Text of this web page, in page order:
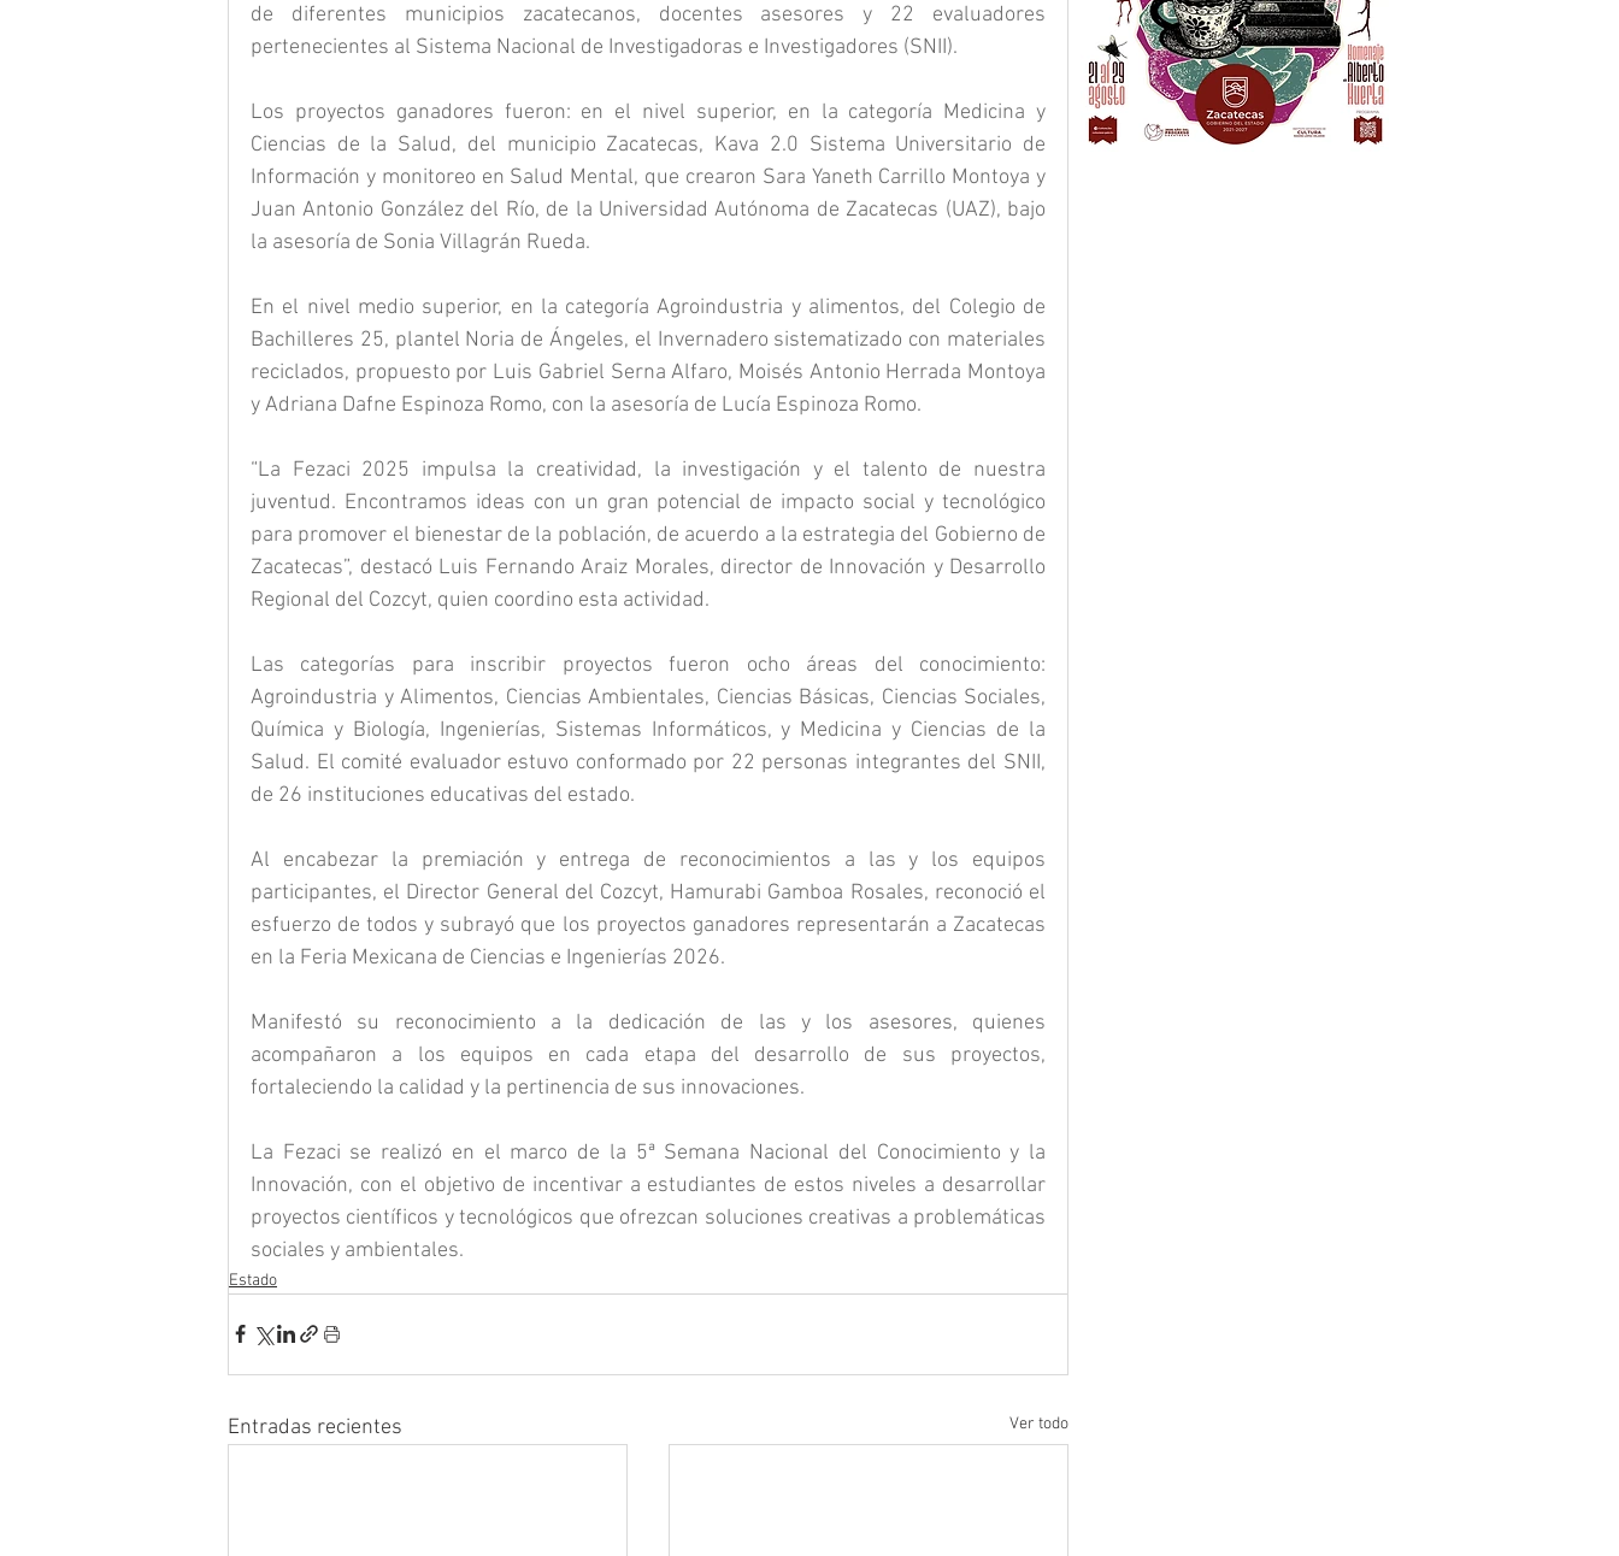
de diferentes municipios zacatecanos, docentes asesores y 22 evaluadores
pertenecientes al Sistema Nacional de Investigadoras e Investigadores (SNII).
Los proyectos ganadores fueron: en el nivel superior, en la categoría Medicina y
Ciencias de la Salud, del municipio Zacatecas, Kava 2.0 Sistema Universitario de
Información y monitoreo en Salud Mental, que crearon Sara Yaneth Carrillo Montoya y
Juan Antonio González del Río, de la Universidad Autónoma de Zacatecas (UAZ), bajo
la asesoría de Sonia Villagrán Rueda.
En el nivel medio superior, en la categoría Agroindustria y alimentos, del Colegio de
Bachilleres 25, plantel Noria de Ángeles, el Invernadero sistematizado con materiales
reciclados, propuesto por Luis Gabriel Serna Alfaro, Moisés Antonio Herrada Montoya
y Adriana Dafne Espinoza Romo, con la asesoría de Lucía Espinoza Romo.
“La Fezaci 2025 impulsa la creatividad, la investigación y el talento de nuestra
juventud. Encontramos ideas con un gran potencial de impacto social y tecnológico
para promover el bienestar de la población, de acuerdo a la estrategia del Gobierno de
Zacatecas”, destacó Luis Fernando Araiz Morales, director de Innovación y Desarrollo
Regional del Cozcyt, quien coordino esta actividad.
Las categorías para inscribir proyectos fueron ocho áreas del conocimiento:
Agroindustria y Alimentos, Ciencias Ambientales, Ciencias Básicas, Ciencias Sociales,
Química y Biología, Ingenierías, Sistemas Informáticos, y Medicina y Ciencias de la
Salud. El comité evaluador estuvo conformado por 22 personas integrantes del SNII,
de 26 instituciones educativas del estado.
Al encabezar la premiación y entrega de reconocimientos a las y los equipos
participantes, el Director General del Cozcyt, Hamurabi Gamboa Rosales, reconoció el
esfuerzo de todos y subrayó que los proyectos ganadores representarán a Zacatecas
en la Feria Mexicana de Ciencias e Ingenierías 2026.
Manifestó su reconocimiento a la dedicación de las y los asesores, quienes
acompañaron a los equipos en cada etapa del desarrollo de sus proyectos,
fortaleciendo la calidad y la pertinencia de sus innovaciones.
La Fezaci se realizó en el marco de la 5ª Semana Nacional del Conocimiento y la
Innovación, con el objetivo de incentivar a estudiantes de estos niveles a desarrollar
proyectos científicos y tecnológicos que ofrezcan soluciones creativas a problemáticas
sociales y ambientales.
Estado
Entradas recientes Ver todo